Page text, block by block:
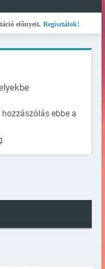
előnyeit.Regisztálok!
ebbe a